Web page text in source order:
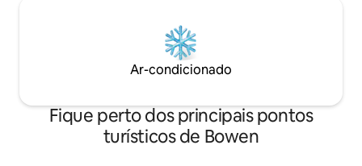
Ar-condicionado
Fique perto dos principais pontos
turísticos de Bowen